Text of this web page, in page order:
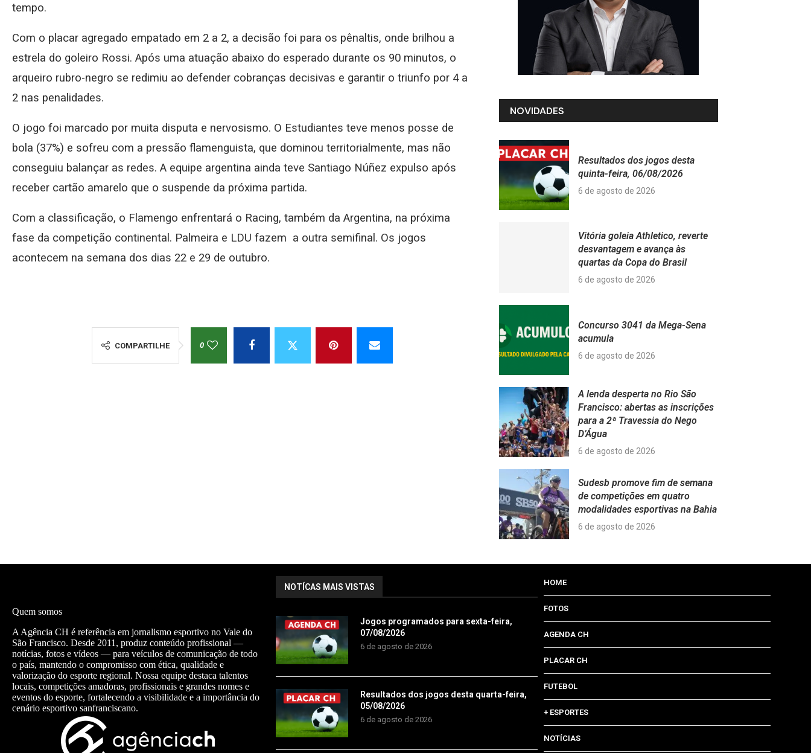
tempo.
Com o placar agregado empatado em 2 a 2, a decisão foi para os pênaltis, onde brilhou a
estrela do goleiro Rossi. Após uma atuação abaixo do esperado durante os 90 minutos, o
arqueiro rubro-negro se redimiu ao defender cobranças decisivas e garantir o triunfo por 4 a
2 nas penalidades.
O jogo foi marcado por muita disputa e nervosismo. O Estudiantes teve menos posse de
bola (37%) e sofreu com a pressão flamenguista, que dominou territorialmente, mas não
conseguiu balançar as redes. A equipe argentina ainda teve Santiago Núñez expulso após
receber cartão amarelo que o suspende da próxima partida.
Com a classificação, o Flamengo enfrentará o Racing, também da Argentina, na próxima
fase da competição continental. Palmeira e LDU fazem a outra semifinal. Os jogos
acontecem na semana dos dias 22 e 29 de outubro.
COMPARTILHE 0
NOVIDADES
Resultados dos jogos desta
quinta-feira, 06/08/2026
6 de agosto de 2026
Vitória goleia Athletico, reverte
desvantagem e avança às
quartas da Copa do Brasil
6 de agosto de 2026
Concurso 3041 da Mega-Sena
acumula
6 de agosto de 2026
A lenda desperta no Rio São
Francisco: abertas as inscrições
para a 2ª Travessia do Nego
D’Água
6 de agosto de 2026
Sudesb promove fim de semana
de competições em quatro
modalidades esportivas na Bahia
6 de agosto de 2026
Quem somos
A Agência CH é referência em jornalismo esportivo no Vale do
São Francisco. Desde 2011, produz conteúdo profissional —
notícias, fotos e vídeos — para veículos de comunicação de todo
o país, mantendo o compromisso com ética, qualidade e
valorização do esporte regional. Nossa equipe destaca talentos
locais, competições amadoras, profissionais e grandes nomes e
eventos do esporte, fortalecendo a visibilidade e a importância do
cenário esportivo sanfranciscano.
NOTÍCAS MAIS VISTAS
Jogos programados para sexta-feira,
07/08/2026
6 de agosto de 2026
Resultados dos jogos desta quarta-feira,
05/08/2026
6 de agosto de 2026
HOME
FOTOS
AGENDA CH
PLACAR CH
FUTEBOL
+ ESPORTES
NOTÍCIAS